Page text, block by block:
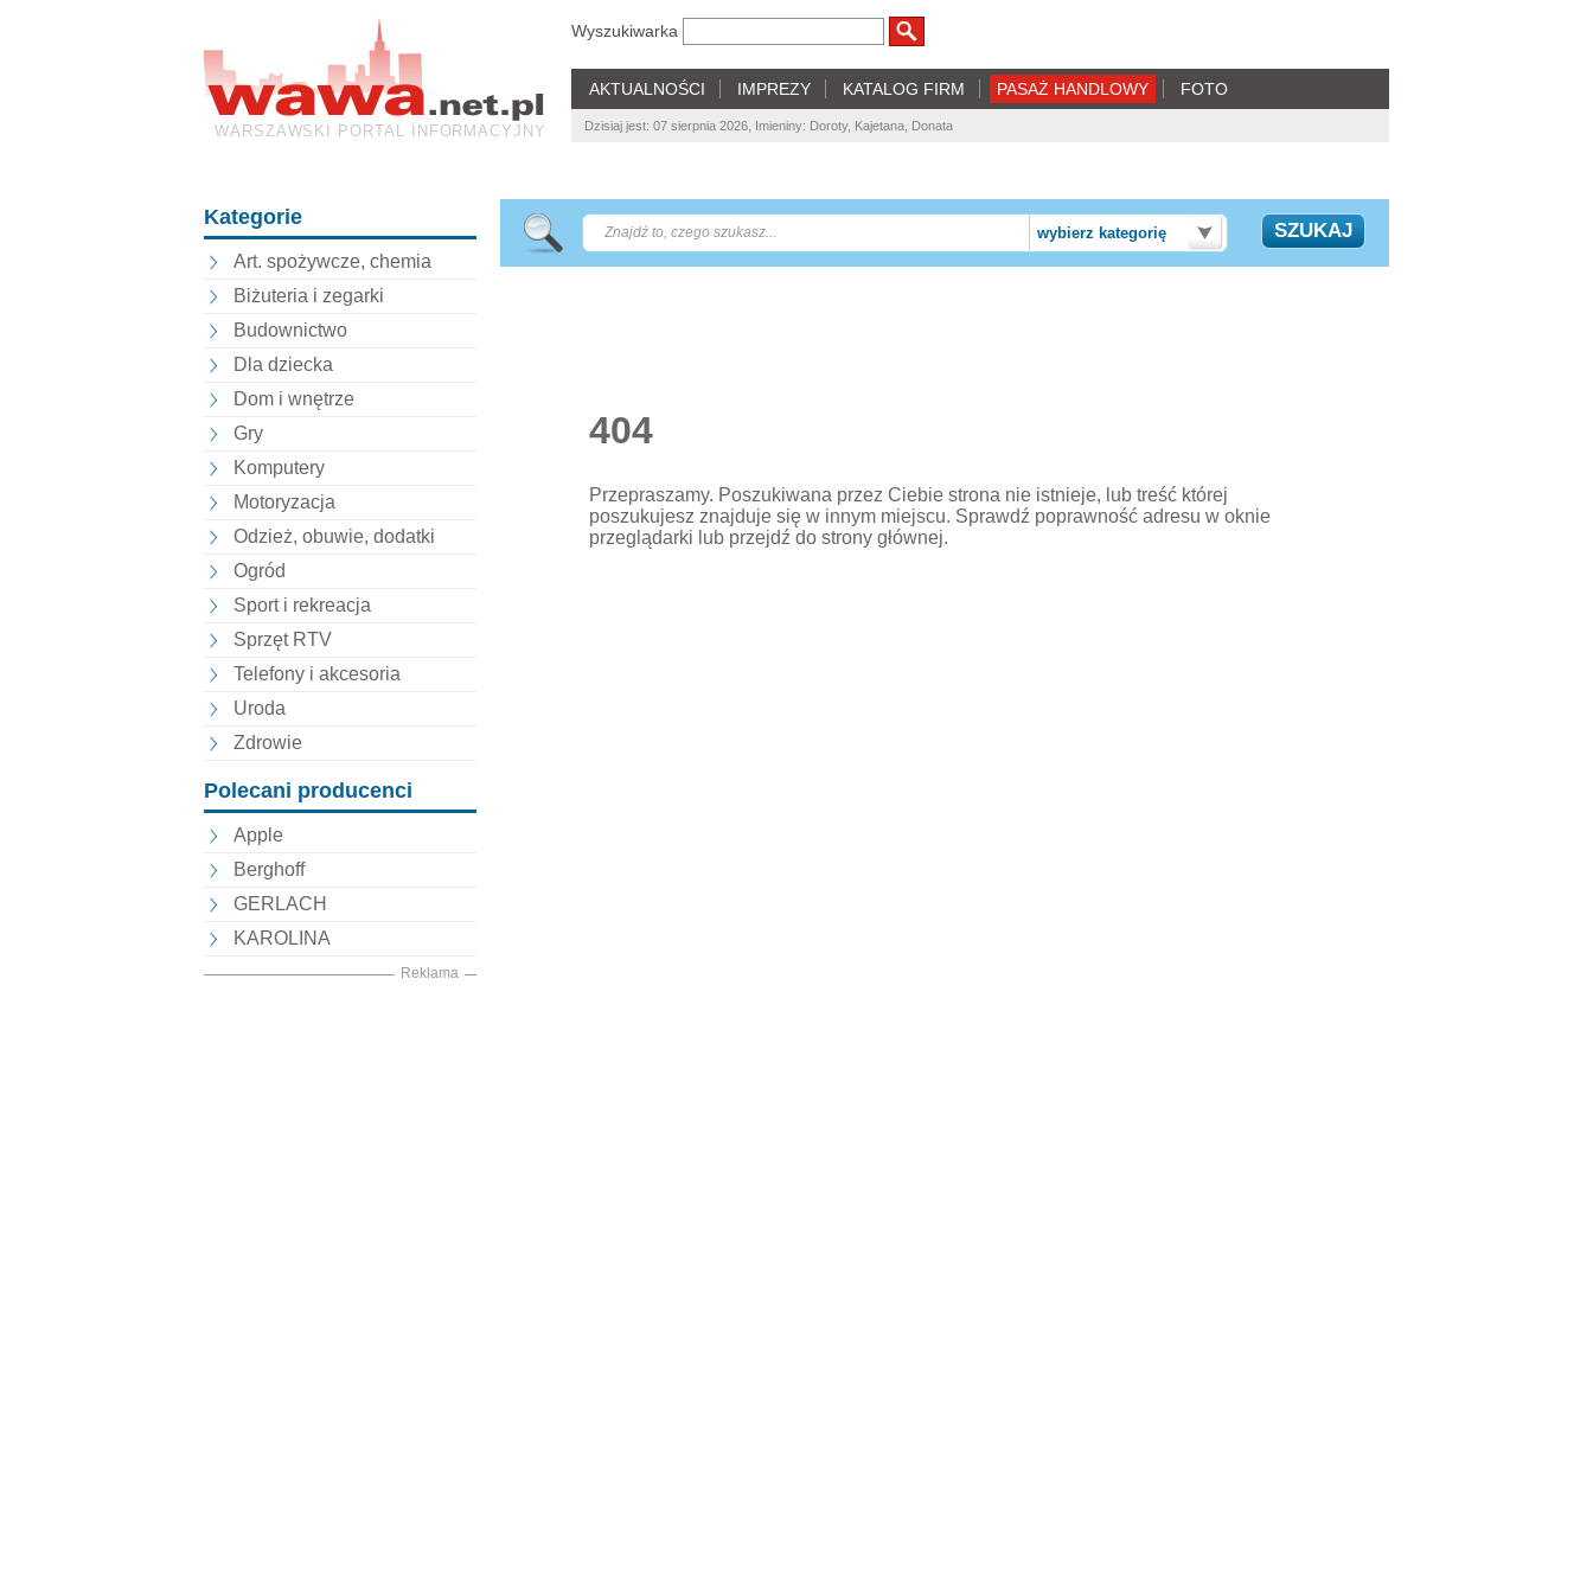
WARSZAWSKI PORTAL INFORMACYJNY
Wyszukiwarka
AKTUALNOŚCI IMPREZY KATALOG FIRM PASAŻ HANDLOWY FOTO
Dzisiaj jest: 07 sierpnia 2026, Imieniny: Doroty, Kajetana, Donata
Kategorie
Art. spożywcze, chemia
Biżuteria i zegarki
Budownictwo
Dla dziecka
Dom i wnętrze
Gry
Komputery
Motoryzacja
Odzież, obuwie, dodatki
Ogród
Sport i rekreacja
Sprzęt RTV
Telefony i akcesoria
Uroda
Zdrowie
Polecani producenci
Apple
Berghoff
GERLACH
KAROLINA
Reklama
wybierz kategorię
404
Przepraszamy. Poszukiwana przez Ciebie strona nie istnieje, lub treść której
poszukujesz znajduje się w innym miejscu. Sprawdź poprawność adresu w oknie
przeglądarki lub przejdź do strony głównej.